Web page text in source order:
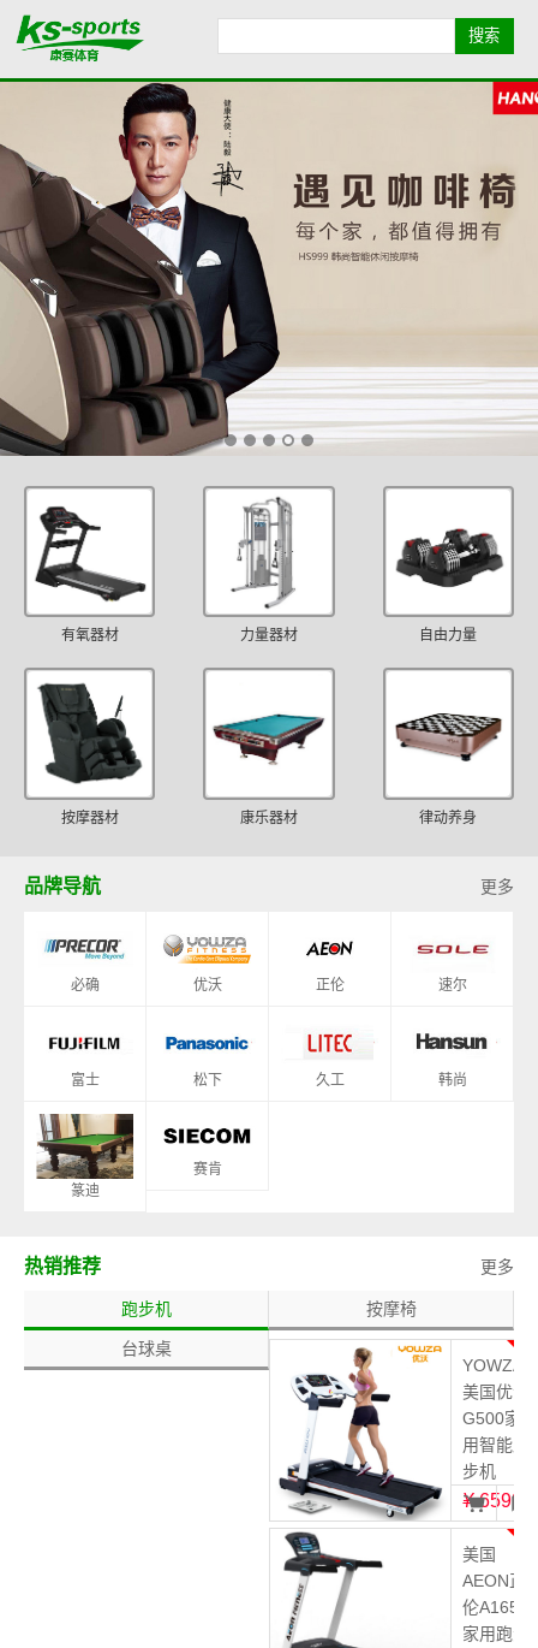
品牌导航 康赛简介
健身资讯
有氧器材 力量器材 自由力量
按摩器材 康乐器材 律动养身
更多
品牌导航
必确 优沃 正伦 速尔
富士 松下 久工 韩尚
篆迪
赛肯
更多
热销推荐
跑步机 按摩椅
台球桌
YOWZA
美国优沃
G500家
用智能跑
步机
¥ 6599
美国
AEON正
伦A165
家用跑步